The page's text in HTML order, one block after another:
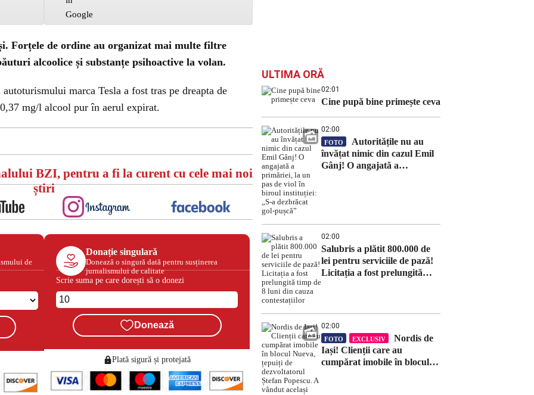
Forțele de ordine au organizat mai multe filtre
alcoolice și substanțe psihoactive la volan.
marca Tesla a fost tras pe dreapta de
mg/l alcool pur în aerul expirat.
not play video.
BZI, pentru a fi la curent cu cele mai noi
știri
de
Donație singulară
Donează o singură dată pentru susținerea
jurnalismului de calitate
Scrie suma pe care dorești să o donezi
Donează
Plată sigură și protejată
ULTIMA ORĂ
02:01
Cine pupă bine primește ceva
02:00
FOTO
Autoritățile nu au
învățat nimic din cazul Emil
Gânj! O angajată a
02:00
Salubris a plătit 800.000 de
lei pentru serviciile de pază!
Licitația a fost prelungită
02:00
FOTO EXCLUSIV
Nordis de
Iași! Clienții care au
cumpărat imobile în blocul